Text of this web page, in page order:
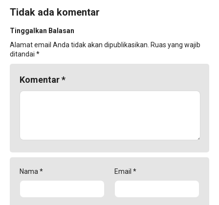
Tidak ada komentar
Tinggalkan Balasan
Alamat email Anda tidak akan dipublikasikan. Ruas yang wajib
ditandai *
Komentar*
Nama * Email *